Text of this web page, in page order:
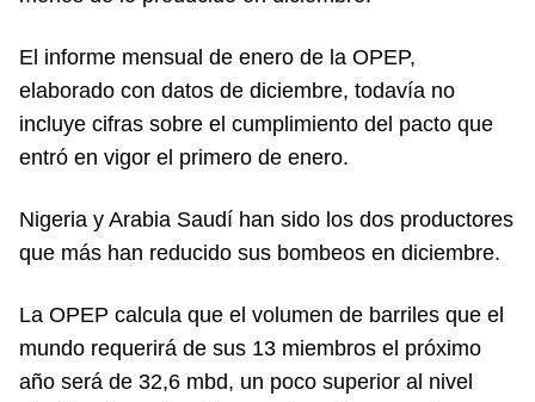
El informe mensual de enero de la OPEP,
elaborado con datos de diciembre, todavía no
incluye cifras sobre el cumplimiento del pacto que
entró en vigor el primero de enero.
Nigeria y Arabia Saudí han sido los dos productores
que más han reducido sus bombeos en diciembre.
La OPEP calcula que el volumen de barriles que el
mundo requerirá de sus 13 miembros el próximo
año será de 32,6 mbd, un poco superior al nivel